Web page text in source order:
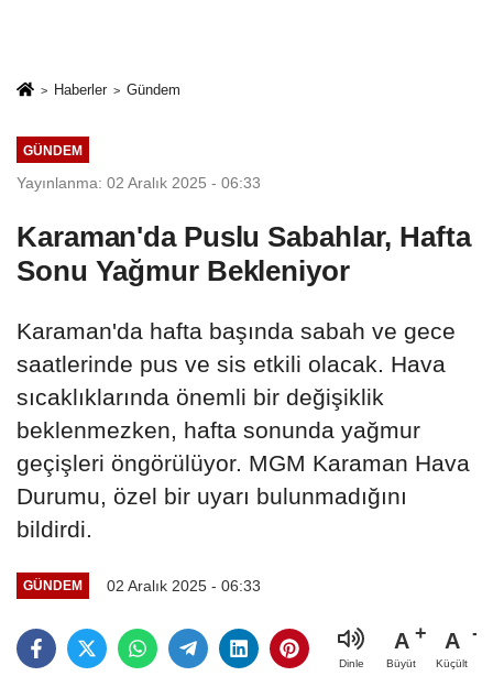
Haberler Gündem
GÜNDEM
Yayınlanma: 02 Aralık 2025 - 06:33
Karaman'da Puslu Sabahlar, Hafta
Sonu Yağmur Bekleniyor
Karaman'da hafta başında sabah ve gece
saatlerinde pus ve sis etkili olacak. Hava
sıcaklıklarında önemli bir değişiklik
beklenmezken, hafta sonunda yağmur
geçişleri öngörülüyor. MGM Karaman Hava
Durumu, özel bir uyarı bulunmadığını
bildirdi.
GÜNDEM 02 Aralık 2025 - 06:33
Dinle
A
Büyüt
A
Küçült